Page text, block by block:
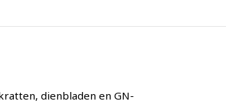
dienbladen en GN-